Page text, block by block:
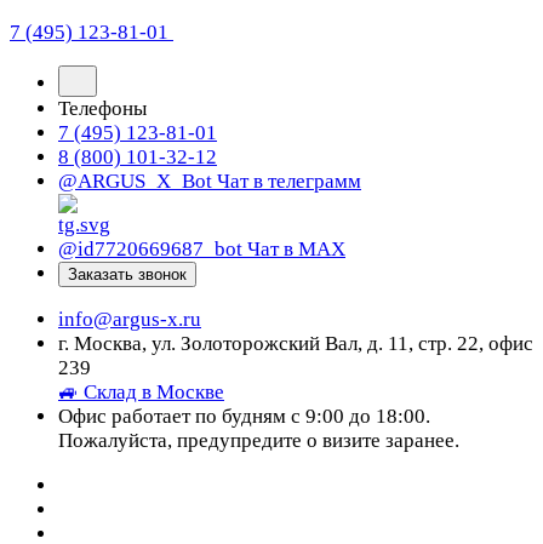
7 (495) 123-81-01
Телефоны
7 (495) 123-81-01
8 (800) 101-32-12
@ARGUS_X_Bot Чат в телеграмм
@id7720669687_bot Чат в МАХ
Заказать звонок
info@argus-x.ru
г. Москва, ул. Золоторожский Вал, д. 11, стр. 22, офис
239
🚙 Склад в Москве
Офис работает по будням с 9:00 до 18:00.
Пожалуйста, предупредите о визите заранее.